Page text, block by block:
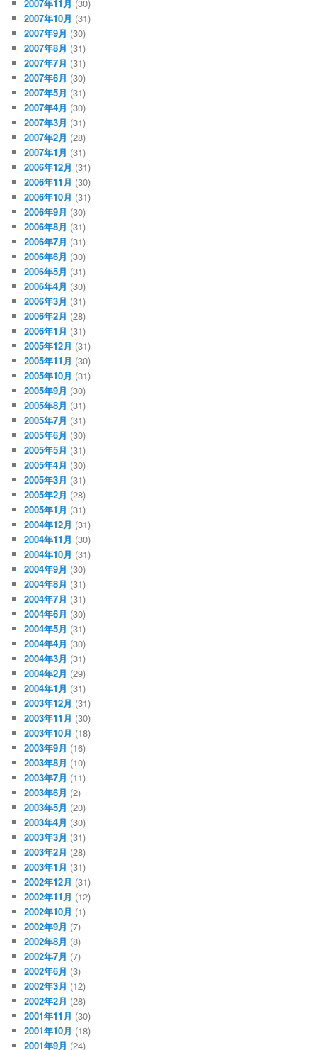
2007年11月 (30)
2007年10月 (31)
2007年9月 (30)
2007年8月 (31)
2007年7月 (31)
2007年6月 (30)
2007年5月 (31)
2007年4月 (30)
2007年3月 (31)
2007年2月 (28)
2007年1月 (31)
2006年12月 (31)
2006年11月 (30)
2006年10月 (31)
2006年9月 (30)
2006年8月 (31)
2006年7月 (31)
2006年6月 (30)
2006年5月 (31)
2006年4月 (30)
2006年3月 (31)
2006年2月 (28)
2006年1月 (31)
2005年12月 (31)
2005年11月 (30)
2005年10月 (31)
2005年9月 (30)
2005年8月 (31)
2005年7月 (31)
2005年6月 (30)
2005年5月 (31)
2005年4月 (30)
2005年3月 (31)
2005年2月 (28)
2005年1月 (31)
2004年12月 (31)
2004年11月 (30)
2004年10月 (31)
2004年9月 (30)
2004年8月 (31)
2004年7月 (31)
2004年6月 (30)
2004年5月 (31)
2004年4月 (30)
2004年3月 (31)
2004年2月 (29)
2004年1月 (31)
2003年12月 (31)
2003年11月 (30)
2003年10月 (18)
2003年9月 (16)
2003年8月 (10)
2003年7月 (11)
2003年6月 (2)
2003年5月 (20)
2003年4月 (30)
2003年3月 (31)
2003年2月 (28)
2003年1月 (31)
2002年12月 (31)
2002年11月 (12)
2002年10月 (1)
2002年9月 (7)
2002年8月 (8)
2002年7月 (7)
2002年6月 (3)
2002年3月 (12)
2002年2月 (28)
2001年11月 (30)
2001年10月 (18)
2001年9月 (24)